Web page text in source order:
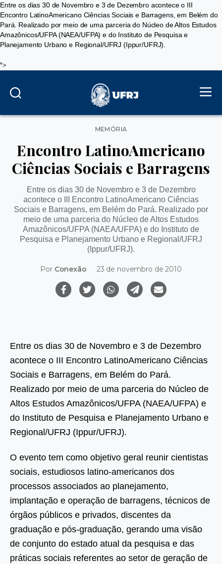
Entre os dias 30 de Novembro e 3 de Dezembro acontece o III
Encontro LatinoAmericano Ciências Sociais e Barragens, em Belém do
Pará. Realizado por meio de uma parceria do Núcleo de Altos Estudos
Amazônicos/UFPA (NAEA/UFPA) e do Instituto de Pesquisa e
Planejamento Urbano e Regional/UFRJ (Ippur/UFRJ).
">
Categorias
MEMÓRIA
Encontro LatinoAmericano
Ciências Sociais e Barragens
Entre os dias 30 de Novembro e 3 de Dezembro
acontece o III Encontro LatinoAmericano Ciências
Sociais e Barragens, em Belém do Pará. Realizado por
meio de uma parceria do Núcleo de Altos Estudos
Amazônicos/UFPA (NAEA/UFPA) e do Instituto de
Pesquisa e Planejamento Urbano e Regional/UFRJ
(Ippur/UFRJ).
Por Conexão 23 de novembro de 2010
Entre os dias 30 de Novembro e 3 de Dezembro
acontece o III Encontro LatinoAmericano Ciências
Sociais e Barragens, em Belém do Pará.
Realizado por meio de uma parceria do Núcleo de
Altos Estudos Amazônicos/UFPA (NAEA/UFPA) e
do Instituto de Pesquisa e Planejamento Urbano e
Regional/UFRJ (Ippur/UFRJ).
O evento tem como objetivo geral reunir cientistas
sociais, estudiosos latino-americanos dos
processos associados ao planejamento,
implantação e operação de barragens, técnicos de
órgãos públicos e privados, discentes da
graduação e pós-graduação, gerando uma visão
de conjunto do estado atual da pesquisa e das
práticas sociais referentes ao setor de geração de